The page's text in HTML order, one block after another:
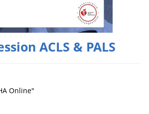
ACLS & PALS
Online"